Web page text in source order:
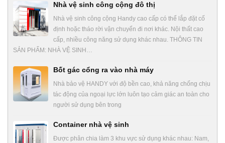
Nhà vệ sinh công cộng đô thị
Nhà vệ sinh công cộng Handy cao cấp có thể lắp đặt cố
định hoặc tháo rời vận chuyển đi nơi khác. Nội thất cao
cấp, nhiều công năng sử dụng khác nhau. THÔNG TIN
SẢN PHẨM: NHÀ VỆ SINH…
Bốt gác cổng ra vào nhà máy
Nhà bảo vệ HANDY với độ bền cao, khả năng chống chịu
tác động của ngoại lực lớn luôn tạo cảm giác an toàn cho
người sử dụng bên trong
Container nhà vệ sinh
Được phân chia làm 3 khu vực sử dụng khác nhau: Nam,